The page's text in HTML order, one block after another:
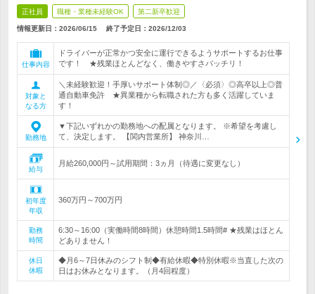
正社員 職種・業種未経験OK 第二新卒歓迎
情報更新日：2026/06/15 終了予定日： 2026/12/03
仕事内容
ドライバーが正常かつ安全に運行できるようサポートするお仕事
です！ ★残業ほとんどなく、働きやすさバッチリ！
対象と
なる方
＼未経験歓迎！手厚いサポート体制◎／〈必須〉◎高卒以上◎普
通自動車免許 ★異業種から転職された方も多く活躍していま
す！
勤務地
▼下記いずれかの勤務地への配属となります。 ※希望を考慮し
て、決定します。 【関内営業所】 神奈川…
給与
月給260,000円～試用期間：3ヵ月（待遇に変更なし）
初年度
年収
360万円～700万円
勤務
時間
6:30～16:00（実働時間8時間）休憩時間1.5時間# ★残業はほとん
どありません！
休日
休暇
◆月6～7日休みのシフト制◆有給休暇◆特別休暇※当直した次の
日はお休みとなります。（月4回程度）